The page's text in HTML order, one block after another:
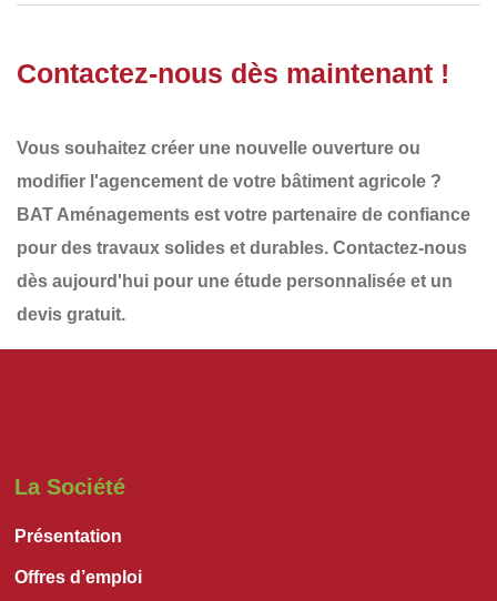
Contactez-nous dès maintenant !
Vous souhaitez créer une nouvelle ouverture ou
modifier l'agencement de votre bâtiment agricole ?
BAT Aménagements est votre partenaire de confiance
pour des travaux solides et durables. Contactez-nous
dès aujourd'hui pour une étude personnalisée et un
devis gratuit.
La Société
Présentation
Offres d’emploi